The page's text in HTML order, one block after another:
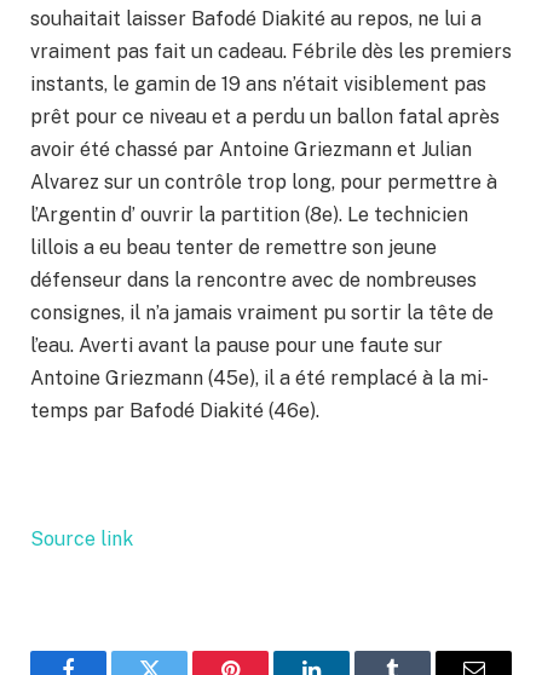
souhaitait laisser Bafodé Diakité au repos, ne lui a
vraiment pas fait un cadeau. Fébrile dès les premiers
instants, le gamin de 19 ans n’était visiblement pas
prêt pour ce niveau et a perdu un ballon fatal après
avoir été chassé par Antoine Griezmann et Julian
Alvarez sur un contrôle trop long, pour permettre à
l’Argentin d’ ouvrir la partition (8e). Le technicien
lillois a eu beau tenter de remettre son jeune
défenseur dans la rencontre avec de nombreuses
consignes, il n’a jamais vraiment pu sortir la tête de
l’eau. Averti avant la pause pour une faute sur
Antoine Griezmann (45e), il a été remplacé à la mi-
temps par Bafodé Diakité (46e).
Source link